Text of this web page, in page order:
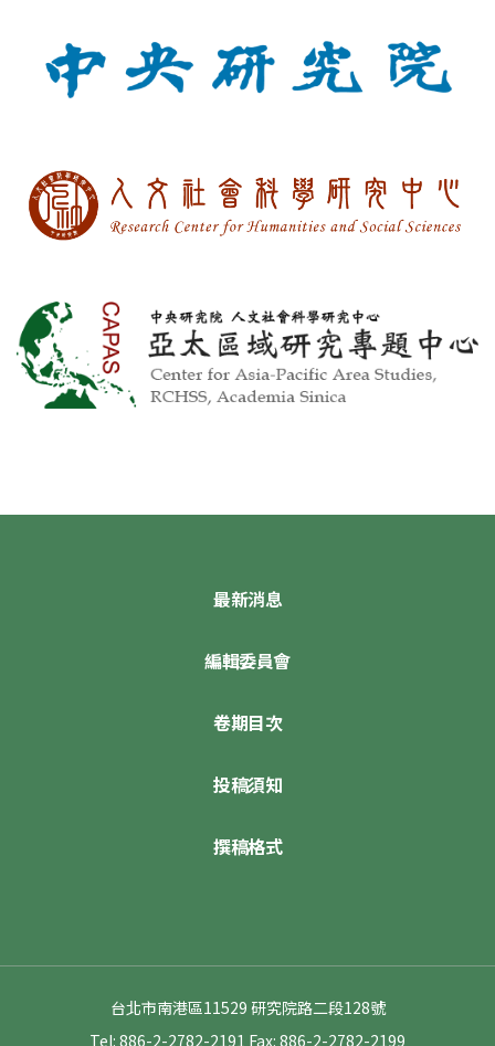
最新消息
編輯委員會
卷期目次
投稿須知
撰稿格式
台北市南港區11529 研究院路二段128號
Tel: 886-2-2782-2191 Fax: 886-2-2782-2199